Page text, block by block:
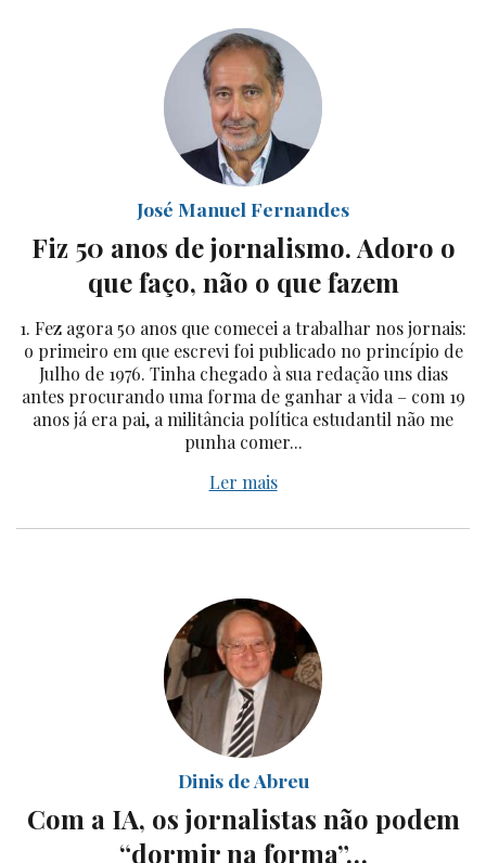
José Manuel Fernandes
Fiz 50 anos de jornalismo. Adoro o
que faço, não o que fazem
1. Fez agora 50 anos que comecei a trabalhar nos jornais:
o primeiro em que escrevi foi publicado no princípio de
Julho de 1976. Tinha chegado à sua redação uns dias
antes procurando uma forma de ganhar a vida – com 19
anos já era pai, a militância política estudantil não me
punha comer...
Ler mais
Dinis de Abreu
Com a IA, os jornalistas não podem
“dormir na forma”…